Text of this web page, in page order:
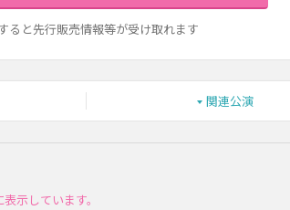
ると先行販売情報等が受け取れます
関連公演
示しています。